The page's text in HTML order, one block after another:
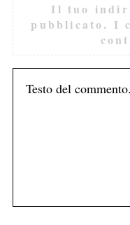
Il tuo
pubblicato. I